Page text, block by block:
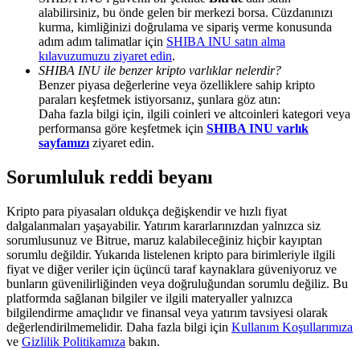
BTC Welcome Rewards
Deposit & Trade BTC to Share 25000 USDT prize pool!
Share 500000 CASHCAT prize pool
Exclusive for BitMart Users
Register & Trade to Win 500,000 USDT
alabilirsiniz, bu önde gelen bir merkezi borsa. Cüzdanınızı
kurma, kimliğinizi doğrulama ve sipariş verme konusunda
adım adım talimatlar için SHIBA INU satın alma
kılavuzumuzu ziyaret edin.
SHIBA INU ile benzer kripto varlıklar nelerdir?
Benzer piyasa değerlerine veya özelliklere sahip kripto
paraları keşfetmek istiyorsanız, şunlara göz atın:
Daha fazla bilgi için, ilgili coinleri ve altcoinleri kategori veya
performansa göre keşfetmek için SHIBA INU varlık
sayfamızı ziyaret edin.
Sorumluluk reddi beyanı
Kripto para piyasaları oldukça değişkendir ve hızlı fiyat
dalgalanmaları yaşayabilir. Yatırım kararlarınızdan yalnızca siz
sorumlusunuz ve Bitrue, maruz kalabileceğiniz hiçbir kayıptan
sorumlu değildir. Yukarıda listelenen kripto para birimleriyle ilgili
fiyat ve diğer veriler için üçüncü taraf kaynaklara güveniyoruz ve
bunların güvenilirliğinden veya doğruluğundan sorumlu değiliz. Bu
platformda sağlanan bilgiler ve ilgili materyaller yalnızca
bilgilendirme amaçlıdır ve finansal veya yatırım tavsiyesi olarak
değerlendirilmemelidir. Daha fazla bilgi için Kullanım Koşullarımıza
ve Gizlilik Politikamıza bakın.